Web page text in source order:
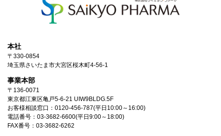
本社
〒330-0854
埼玉県さいたま市大宮区桜木町4-56-1
事業本部
〒136-0071
東京都江東区亀戸5-6-21 UIW9BLDG.5F
お客様相談窓口： 0120-456-787(平日10:00～16:00)
電話番号： 03-3682-6600(平日9:00～18:00)
FAX番号：03-3682-6262